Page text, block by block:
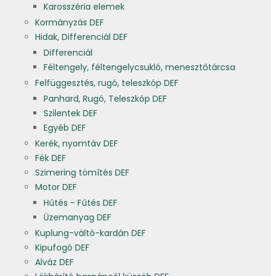
Karosszéria elemek
Kormányzás DEF
Hidak, Differenciál DEF
Differenciál
Féltengely, féltengelycsukló, menesztőtárcsa
Felfüggesztés, rugó, teleszkóp DEF
Panhard, Rugó, Teleszkóp DEF
Szilentek DEF
Egyéb DEF
Kerék, nyomtáv DEF
Fék DEF
Szimering tömítés DEF
Motor DEF
Hűtés - Fűtés DEF
Üzemanyag DEF
Kuplung-váltó-kardán DEF
Kipufogó DEF
Alváz DEF